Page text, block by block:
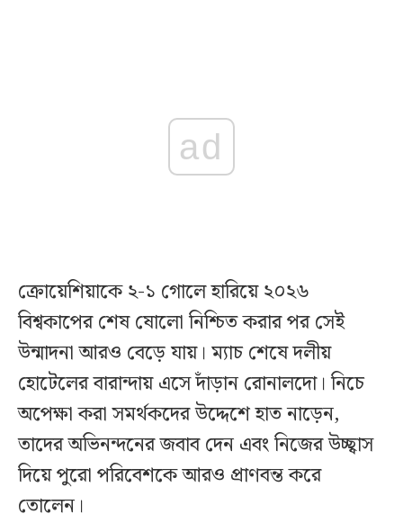
ad
ক্রোয়েশিয়াকে ২-১ গোলে হারিয়ে ২০২৬
বিশ্বকাপের শেষ ষোলো নিশ্চিত করার পর সেই
উন্মাদনা আরও বেড়ে যায়। ম্যাচ শেষে দলীয়
হোটেলের বারান্দায় এসে দাঁড়ান রোনালদো। নিচে
অপেক্ষা করা সমর্থকদের উদ্দেশে হাত নাড়েন,
তাদের অভিনন্দনের জবাব দেন এবং নিজের উচ্ছ্বাস
দিয়ে পুরো পরিবেশকে আরও প্রাণবন্ত করে
তোলেন।